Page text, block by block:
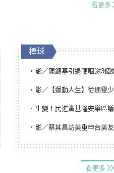
看更多
棒球
影／陳鏞基引退哽咽謝3個媽媽 最大
影／【運動人生】從通靈少女到無任所大使 劉柏君
生變！民進黨基隆安樂區議員提名人黃永翔突
影／蔡其昌訪美重申台美友誼 擔任MLB大
看更多